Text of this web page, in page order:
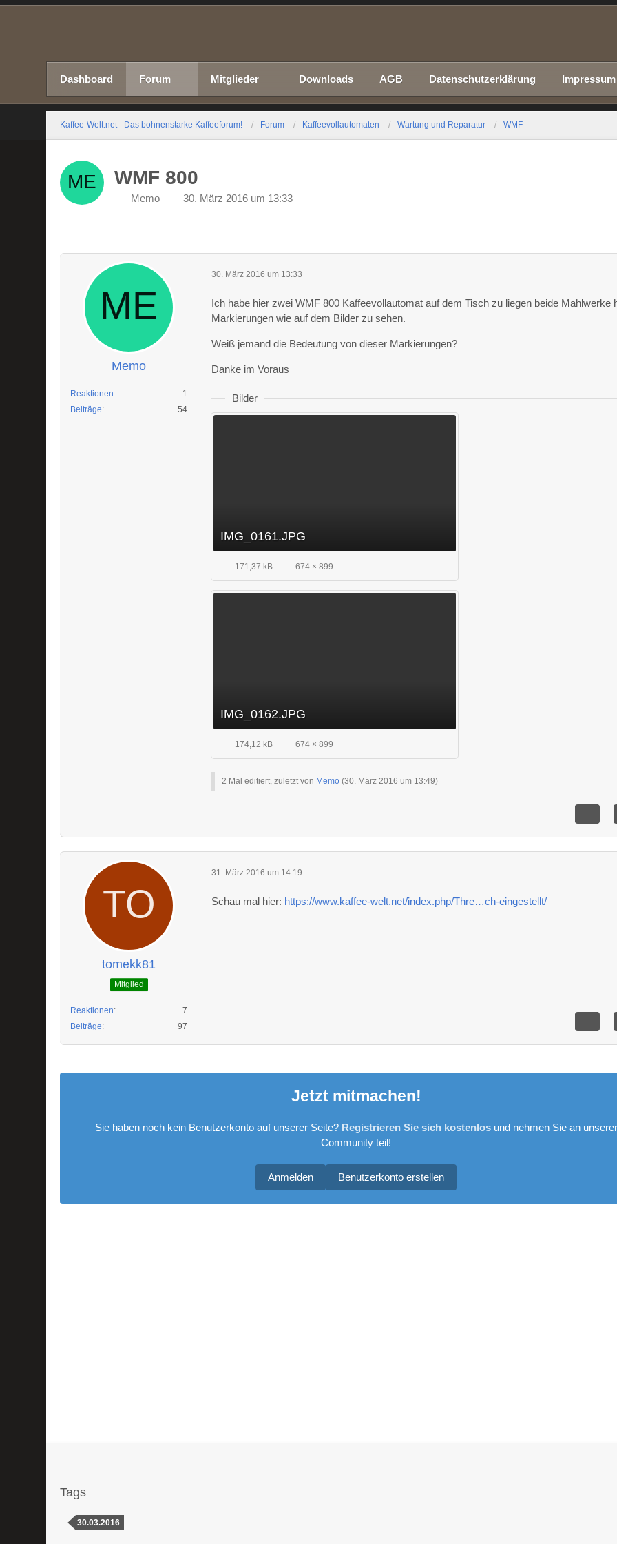
Dashboard Forum Mitglieder Downloads AGB Datenschutzerklärung Impressum
Kaffee-Welt.net - Das bohnenstarke Kaffeeforum! Forum Kaffeevollautomaten Wartung und Reparatur WMF
WMF 800
Memo 30. März 2016 um 13:33
Memo
Reaktionen
1
Beiträge
54
30. März 2016 um 13:33
Ich habe hier zwei WMF 800 Kaffeevollautomat auf dem Tisch zu liegen beide Mahlwerke
Markierungen wie auf dem Bilder zu sehen.
Weiß jemand die Bedeutung von dieser Markierungen?
Danke im Voraus
Bilder
IMG_0161.JPG
171,37 kB 674 × 899
IMG_0162.JPG
174,12 kB 674 × 899
2 Mal editiert, zuletzt von Memo (30. März 2016 um 13:49)
tomekk81
Mitglied
Reaktionen
7
Beiträge
97
31. März 2016 um 14:19
Schau mal hier: https://www.kaffee-welt.net/index.php/Thre…ch-eingestellt/
Jetzt mitmachen!
Sie haben noch kein Benutzerkonto auf unserer Seite? Registrieren Sie sich kostenlosund nehmen Sie an unserer
Community teil!
Benutzerkonto erstellen
Anmelden
Tags
30.03.2016